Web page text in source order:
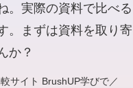
。実際の資料で比べる
。まずは資料を取り寄
か？
サイト BrushUP学びで／